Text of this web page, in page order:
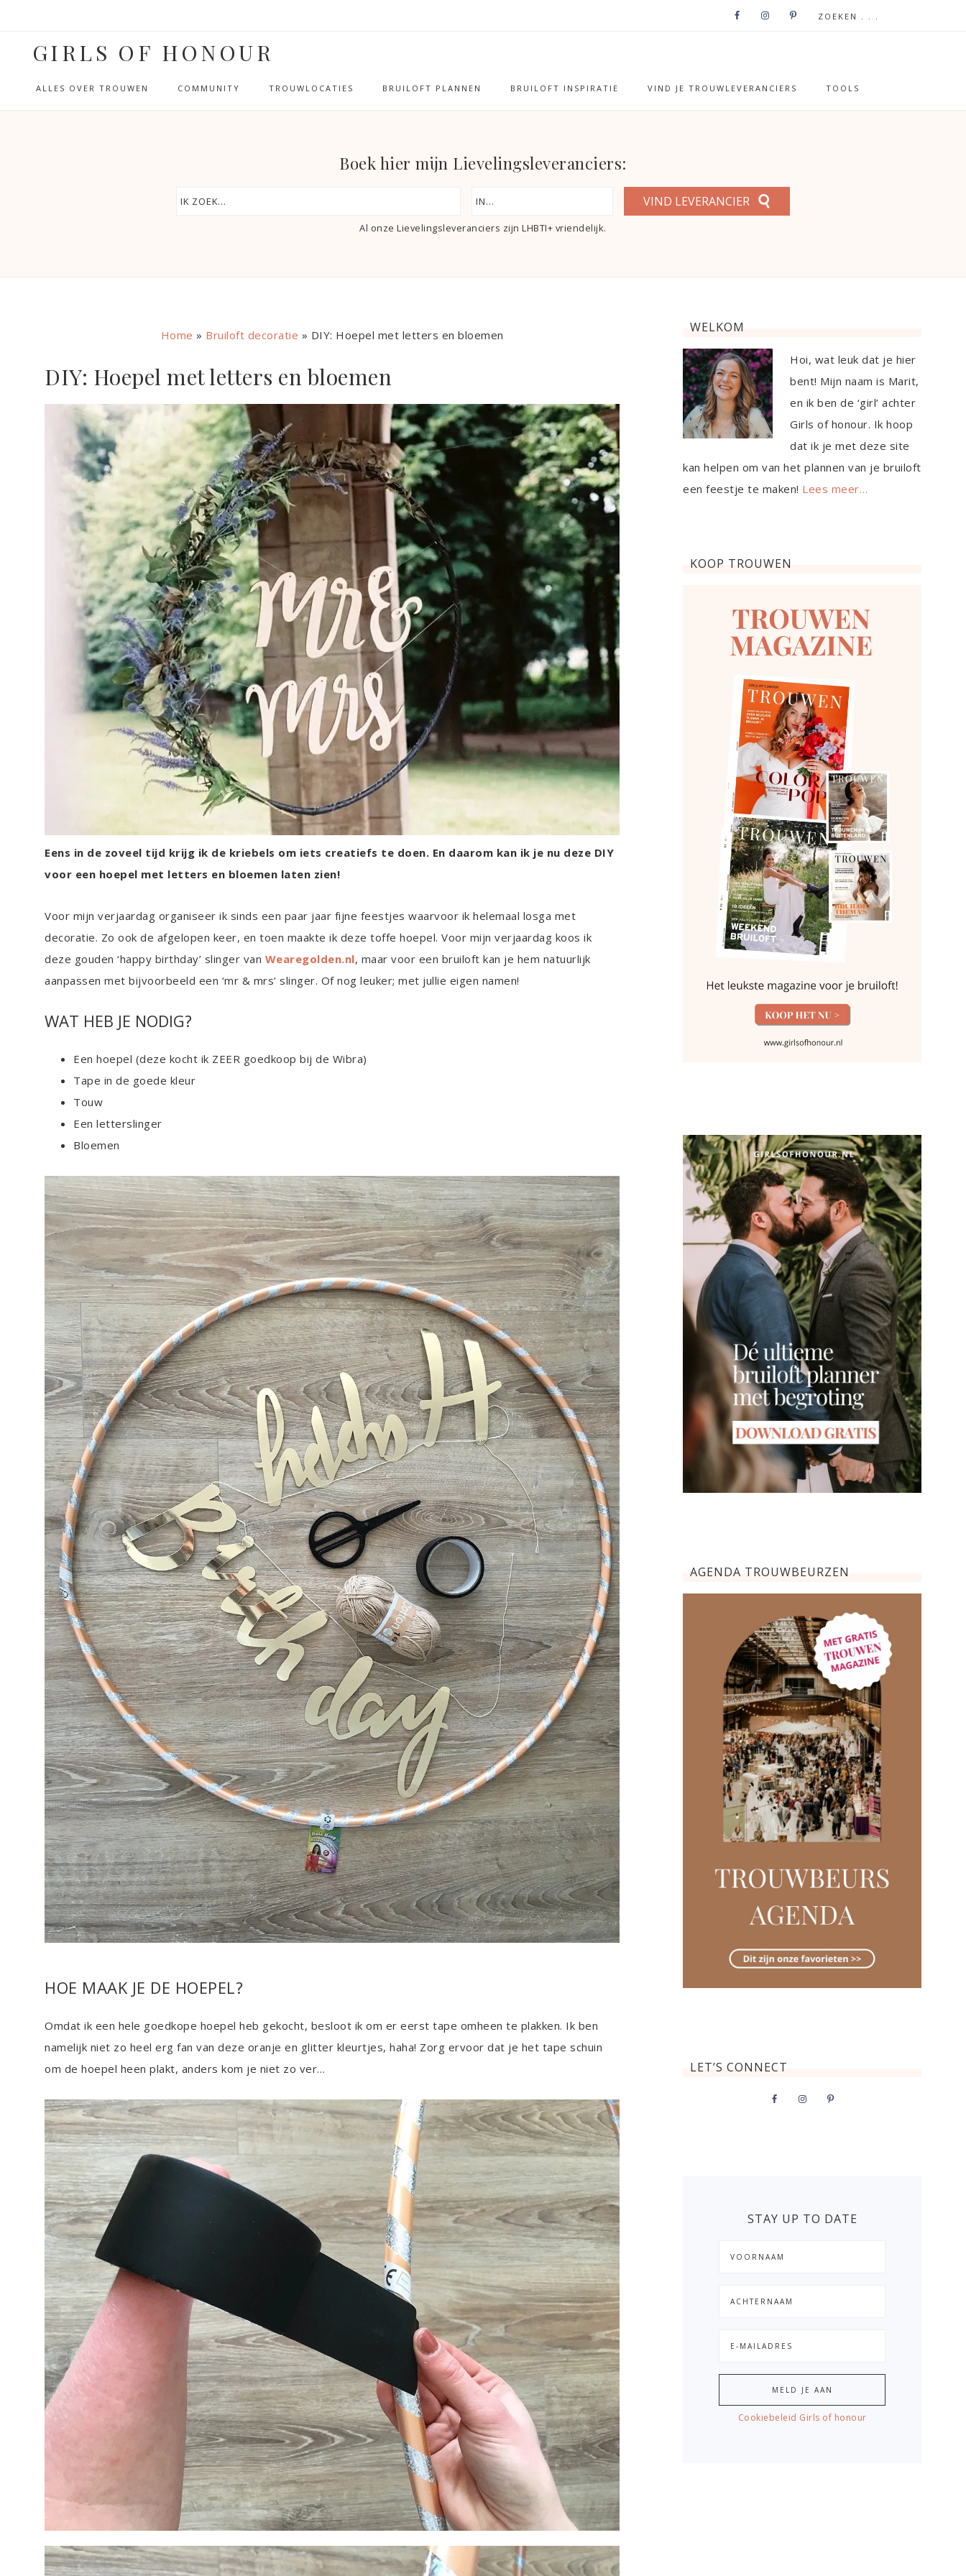
GIRLS OF HONOUR
ALLES OVER TROUWEN COMMUNITY TROUWLOCATIES BRUILOFT PLANNEN BRUILOFT INSPIRATIE VIND JE TROUWLEVERANCIERS TOOLS
Boek hier mijn Lievelingsleveranciers:
VIND LEVERANCIER
Al onze Lievelingsleveranciers zijn LHBTI+ vriendelijk.
Home » Bruiloft decoratie » DIY: Hoepel met letters en bloemen
DIY: Hoepel met letters en bloemen
Eens in de zoveel tijd krijg ik de kriebels om iets creatiefs te doen. En daarom kan ik je nu deze DIY
voor een hoepel met letters en bloemen laten zien!
Voor mijn verjaardag organiseer ik sinds een paar jaar fijne feestjes waarvoor ik helemaal losga met
decoratie. Zo ook de afgelopen keer, en toen maakte ik deze toffe hoepel. Voor mijn verjaardag koos ik
deze gouden ‘happy birthday’ slinger van Wearegolden.nl, maar voor een bruiloft kan je hem natuurlijk
aanpassen met bijvoorbeeld een ‘mr & mrs’ slinger. Of nog leuker; met jullie eigen namen!
WAT HEB JE NODIG?
Een hoepel (deze kocht ik ZEER goedkoop bij de Wibra)
Tape in de goede kleur
Touw
Een letterslinger
Bloemen
HOE MAAK JE DE HOEPEL?
Omdat ik een hele goedkope hoepel heb gekocht, besloot ik om er eerst tape omheen te plakken. Ik ben
namelijk niet zo heel erg fan van deze oranje en glitter kleurtjes, haha! Zorg ervoor dat je het tape schuin
om de hoepel heen plakt, anders kom je niet zo ver…
WELKOM
Hoi, wat leuk dat je hier
bent! Mijn naam is Marit,
en ik ben de ‘girl’ achter
Girls of honour. Ik hoop
dat ik je met deze site
kan helpen om van het plannen van je bruiloft
een feestje te maken! Lees meer…
KOOP TROUWEN
AGENDA TROUWBEURZEN
LET’S CONNECT
STAY UP TO DATE
Cookiebeleid Girls of honour